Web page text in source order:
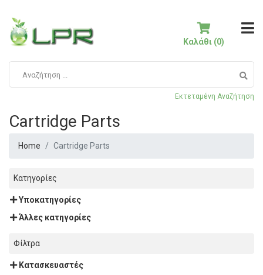
Εκτεταμένη Αναζήτηση
Καλάθι (0)
Cartridge Parts
Home Cartridge Parts
Κατηγορίες
Υποκατηγορίες
Άλλες κατηγορίες
Φίλτρα
Κατασκευαστές